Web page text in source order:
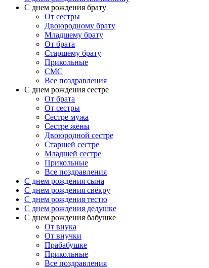
C днем рождения брату
От сестры
Двоюродному брату
Младшему брату
От брата
Старшему брату
Прикольные
СМС
Все поздравления
С днем рождения сестре
От брата
От сестры
Сестре мужа
Сестре жены
Двоюродной сестре
Старшей сестре
Младшей сестре
Прикольные
Все поздравления
C днем рождения сына
C днем рождения свёкру
C днем рождения тестю
С днем рождения дедушке
С днем рождения бабушке
От внука
От внучки
Прабабушке
Прикольные
Все поздравления